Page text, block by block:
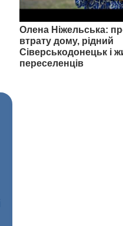
Олена Ніжельська:
втрату дому, рідний
Сіверськодонецьк і
переселенців